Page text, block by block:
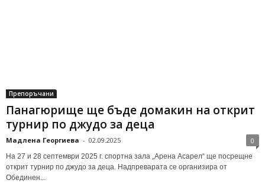
Препоръчани
Панагюрище ще бъде домакин на открит
турнир по джудо за деца
Мадлена Георгиева - 02.09.2025 0
На 27 и 28 септември 2025 г. спортна зала „Арена Асарел“ ще посрещне
открит турнир по джудо за деца. Надпреварата се организира от
Обединен...